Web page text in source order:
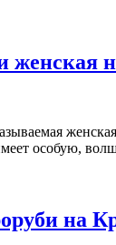
женская
особую,
на